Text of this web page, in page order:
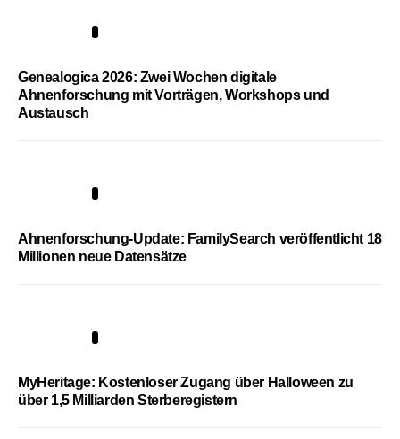
Genealogica 2026: Zwei Wochen digitale
Ahnenforschung mit Vorträgen, Workshops und
Austausch
Ahnenforschung-Update: FamilySearch veröffentlicht 18
Millionen neue Datensätze
MyHeritage: Kostenloser Zugang über Halloween zu
über 1,5 Milliarden Sterberegistern